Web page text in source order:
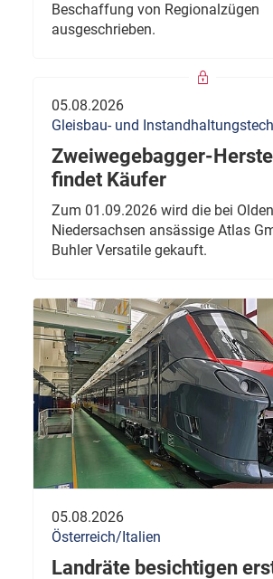
Beschaffung von Regionalzügen
ausgeschrieben.
05.08.2026
Gleisbau- und
Zweiwegebagger-
findet Käufer
Zum 01.09.2026 wird die bei
Niedersachsen ansässige Atlas
Buhler Versatile gekauft.
05.08.2026
Österreich/Italien
Landräte besichtigen